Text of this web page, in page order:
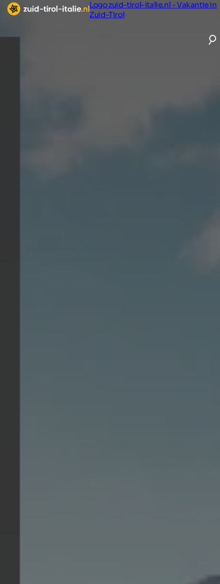
Logo zuid-tirol-italie.nl - Vakantie in
Zuid-Tirol